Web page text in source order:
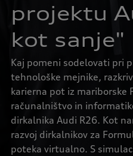
projektu
kot sanje"
Kaj pomeni sodelovati pri
tehnološke mejnike,
karierna pot iz
računalništvo in
dirkalnika Audi R26. Kot
razvoj dirkalnikov za
poteka virtualno. S